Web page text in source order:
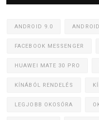
ANDROID 9.0
FACEBOOK MESSENGER
HUAWEI MATE 30 PRO
KÍNÁBÓL RENDELÉS
LEGJOBB OKOSÓRA